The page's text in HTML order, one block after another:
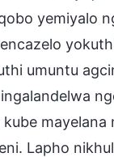
yemiyalo
umuntu
mayelana
Lapho